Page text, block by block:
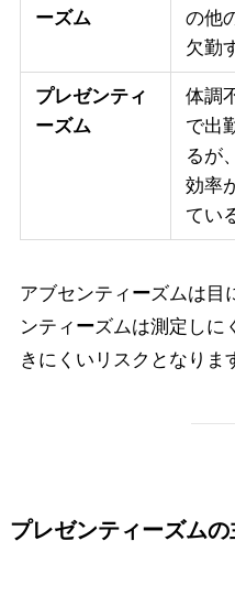
ーズム
の他
欠勤
プレゼンティ
ーズム
体調
で出
るが
効率
てい
アブセンティ ーズムは目
ンティ ーズムは測定しに
きにくいリスクとなりま
プレゼンティーズム